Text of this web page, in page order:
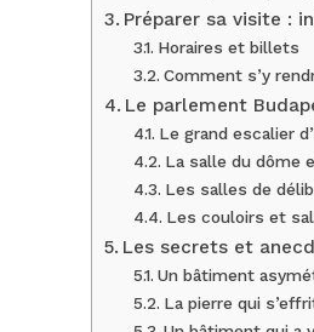
Préparer sa visite :
Horaires et billets
Comment s’y
Le parlement
Le grand escalier
La salle du dôme
Les salles de
Les couloirs et
Les secrets et
Un bâtiment
La pierre qui